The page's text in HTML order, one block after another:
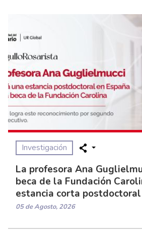
Investigación
La profesora Ana
beca de la Fundación
estancia corta postdoctoral
05 de Agosto, 2026